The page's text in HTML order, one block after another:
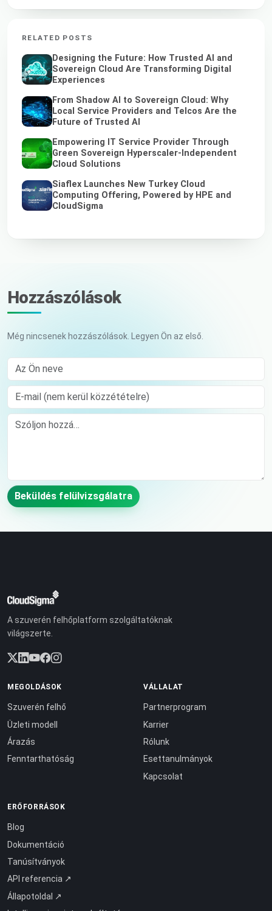
RELATED POSTS
Designing the Future: How Trusted AI and
Sovereign Cloud Are Transforming Digital
Experiences
From Shadow AI to Sovereign Cloud: Why
Local Service Providers and Telcos Are the
Future of Trusted AI
Empowering IT Service Provider Through
Green Sovereign Hyperscaler-Independent
Cloud Solutions
Siaflex Launches New Turkey Cloud
Computing Offering, Powered by HPE and
CloudSigma
Hozzászólások
Még nincsenek hozzászólások. Legyen Ön az első.
Az Ön neve
E-mail (nem kerül közzétételre)
Comment
Beküldés felülvizsgálatra
A szuverén felhőplatform szolgáltatóknak
világszerte.
MEGOLDÁSOK
Szuverén felhő
Üzleti modell
Árazás
Fenntarthatóság
VÁLLALAT
Partnerprogram
Karrier
Rólunk
Esettanulmányok
Kapcsolat
ERŐFORRÁSOK
Blog
Dokumentáció
Tanúsítványok
API referencia ↗
Állapotoldal ↗